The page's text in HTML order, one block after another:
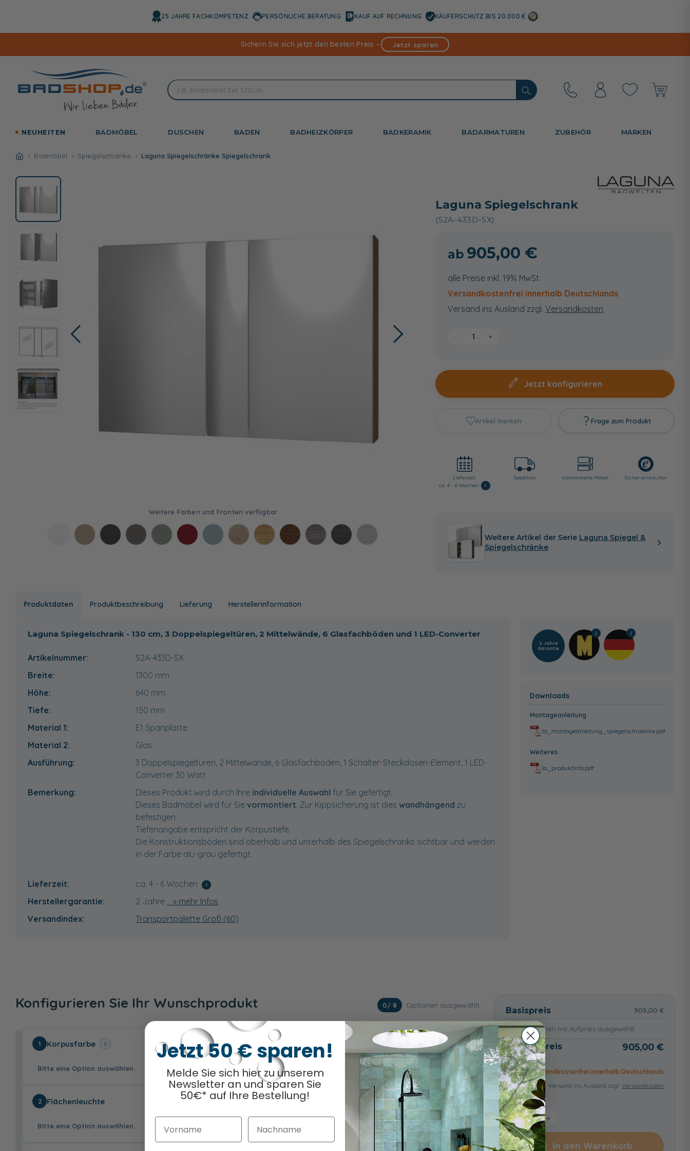
25 JAHRE FACHKOMPETENZ PERSÖNLICHE BERATUNG KAUF AUF RECHNUNG KÄUFERSCHUTZ BIS 20.000 €
Sichern Sie sich jetzt den besten Preis – Jetzt sparen
NEUHEITEN BADMÖBEL DUSCHEN BADEN BADHEIZKÖRPER BADKERAMIK BADARMATUREN ZUBEHÖR MARKEN
Badmöbel Spiegelschränke Laguna Spiegelschränke Spiegelschrank
Laguna Spiegelschrank
(S2A-433D-SX)
905,00 €
alle Preise inkl. 19% MwSt.
Versandkostenfrei innerhalb Deutschlands
Versand ins Ausland zzgl.Versandkosten
+
Jetzt konfigurieren
Artikel merken Frage zum Produkt
Lieferzeit:
ca. 4 - 6 Wochen
i
Spedition Vormontierte Möbel Sicher einkaufen
Weitere Artikel der Serie Laguna Spiegel &
Spiegelschränke
Produktdaten Produktbeschreibung Lieferung Herstellerinformation
Laguna Spiegelschrank - 130 cm, 3 Doppelspiegeltüren, 2 Mittelwände, 6 Glasfachböden und 1 LED-Converter
Artikelnummer:
S2A-433D-SX
Breite:
1300 mm
Höhe:
640 mm
Tiefe:
150 mm
Material 1:
E1 Spanplatte
Material 2:
Glas
Ausführung:
3 Doppelspiegeltüren, 2 Mittelwände, 6 Glasfachböden, 1 Schalter-Steckdosen-Element, 1 LED-
Converter 30 Watt
Bemerkung:
Dieses Produkt wird durch Ihre individuelle Auswahl für Sie gefertigt.
Dieses Badmöbel wird für Sie vormontiert. Zur Kippsicherung ist dies wandhängend zu
befestigen.
Tiefenangabe entspricht der Korpustiefe.
Die Konstruktionsböden sind oberhalb und unterhalb des Spiegelschranks sichtbar und werden
in der Farbe alu-grau gefertigt.
Lieferzeit: ca. 4 - 6 Wochen i
Herstellergarantie: 2 Jahre
» mehr Infos
Versandindex:
Transportpalette Groß (60)
2 Jahre
Garantie
Downloads
Montageanleitung
la_montageanleitung_spiegelschraenke.pdf
Weiteres
la_produktinfo.pdf
Konfigurieren Sie Ihr Wunschprodukt 0/ 8 Optionen ausgewählt
1 Korpusfarbe i
Bitte eine Option auswählen.
2 Flächenleuchte
Bitte eine Option auswählen.
Basispreis 905,00 €
keine Optionen mit Aufpreis ausgewählt
Gesamtpreis 905,00 €
Versandkostenfrei innerhalb Deutschlands
Versand ins Ausland zzgl. Versandkosten
− +
In den Warenkorb
Jetzt 50 € sparen!
Melde Sie sich hier zu unserem
Newsletter an und sparen Sie
50€* auf Ihre Bestellung!
Vorname Nachname